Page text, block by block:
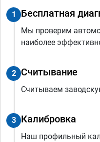
1 Бесплатная
Мы проверим
наиболее
2 Считывание
Считываем
3 Калибровка
Наш профильный